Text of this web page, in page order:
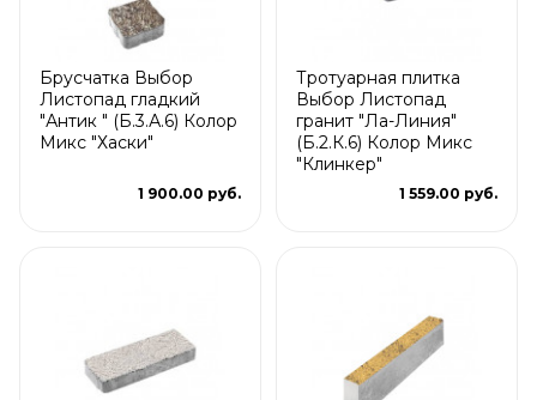
Брусчатка Выбор
Листопад гладкий
"Антик " (Б.3.А.6) Колор
Микс "Хаски"
1 900.00 руб.
Тротуарная плитка
Выбор Листопад
гранит "Ла-Линия"
(Б.2.К.6) Колор Микс
"Клинкер"
1 559.00 руб.